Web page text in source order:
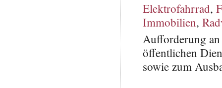
Elektrofahrrad,
Immobilien,
Aufforderung
öffentlichen
sowie zum